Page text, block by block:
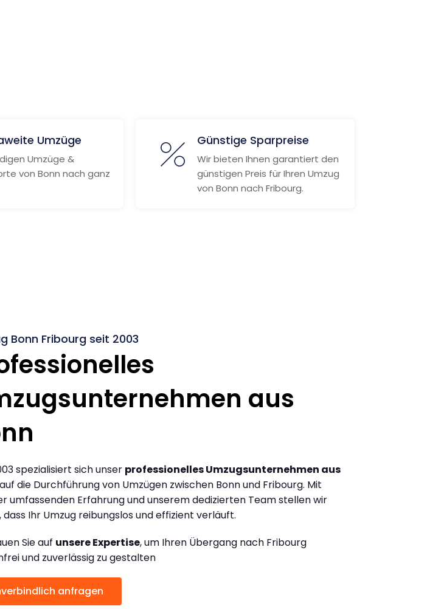
Umzüge
Umzüge &
von Bonn nach ganz
Günstige Sparpreise
Wir bieten Ihnen garantiert den
günstigen Preis für Ihren Umzug
von Bonn nach Fribourg.
Bonn Fribourg seit 2003
aus
spezialisiert sich unser professionelles Umzugsunternehmen aus
auf die Durchführung von Umzügen zwischen Bonn und Fribourg. Mit
umfassenden Erfahrung und unserem dedizierten Team stellen wir
dass Ihr Umzug reibungslos und effizient verläuft.
Sie auf unsere Expertise, um Ihren Übergang nach Fribourg
und zuverlässig zu gestalten
anfragen